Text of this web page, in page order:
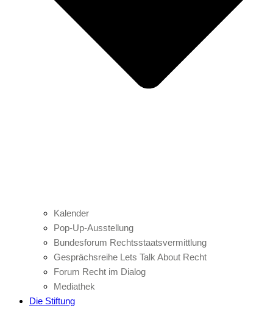
Kalender
Pop-Up-Ausstellung
Bundesforum Rechtsstaatsvermittlung
Gesprächsreihe Lets Talk About Recht
Forum Recht im Dialog
Mediathek
Die Stiftung